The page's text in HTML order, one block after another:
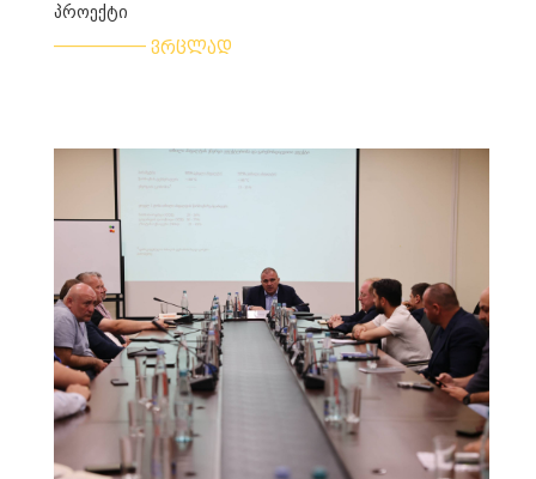
პროექტი
ვრცლად